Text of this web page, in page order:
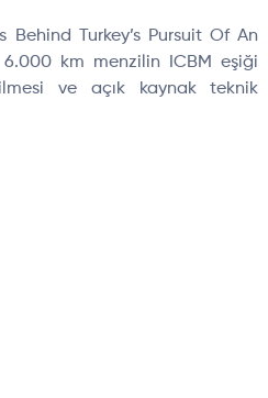
Behind Turkey’s Pursuit Of An
6.000 km menzilin ICBM eşiği
ve açık kaynak teknik